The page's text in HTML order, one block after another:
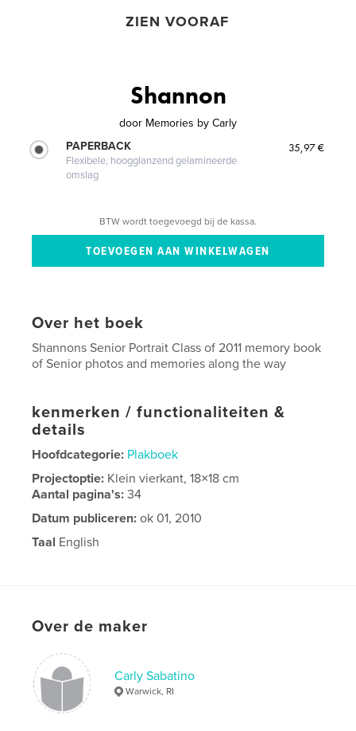
ZIEN VOORAF
Shannon
door Memories by Carly
PAPERBACK
Flexibele, hoogglanzend gelamineerde
omslag
35,97 €
BTW wordt toegevoegd bij de kassa.
Over het boek
Shannons Senior Portrait Class of 2011 memory book
of Senior photos and memories along the way
kenmerken / functionaliteiten &
details
Hoofdcategorie: Plakboek
Projectoptie: Klein vierkant, 18×18 cm
Aantal pagina's:34
Datum publiceren: ok 01, 2010
Taal English
Over de maker
Carly Sabatino
Warwick, RI